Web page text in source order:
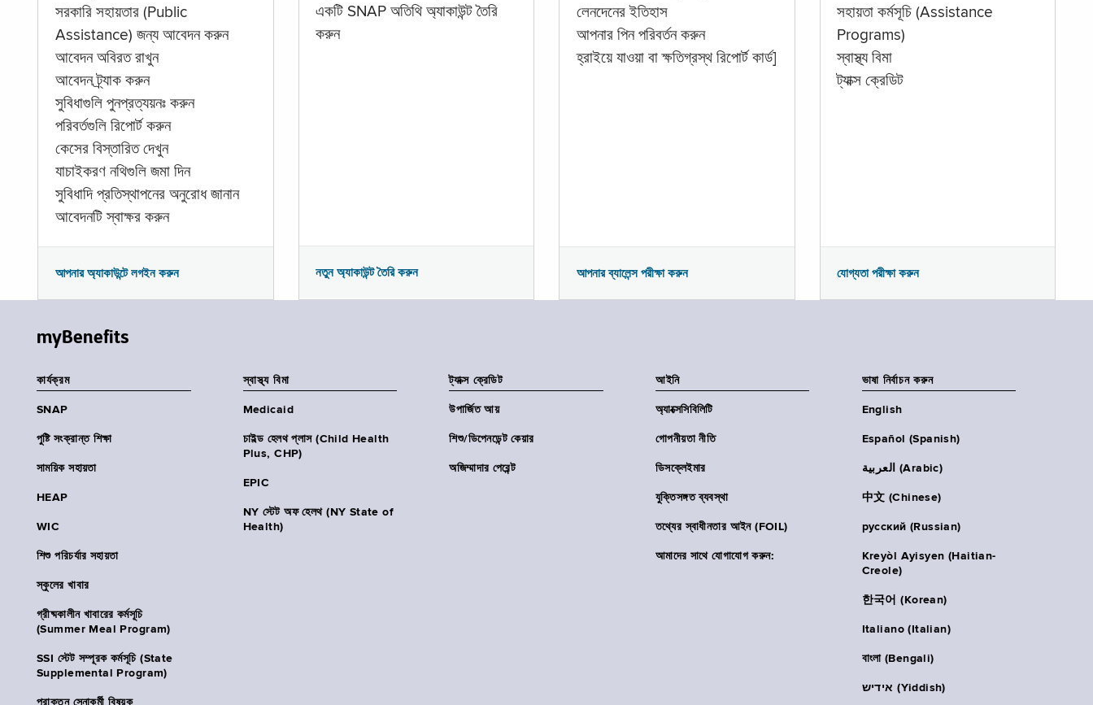
সরকারি সহায়তার (Public
Assistance) জন্য আবেদন করুন
আবেদন অবিরত রাখুন
আবেদন ট্র্যাক করুন
সুবিধাগুলি পুনপ্রত্যয়নঃ করুন
পরিবর্তগুলি রিপোর্ট করুন
কেসের বিস্তারিত দেখুন
যাচাইকরণ নথিগুলি জমা দিন
সুবিধাদি প্রতিস্থাপনের অনুরোধ জানান
আবেদনটি স্বাক্ষর করুন
আপনার অ্যাকাউন্টে লগইন করুন
একটি SNAP অতিথি অ্যাকাউন্ট তৈরি
করুন
নতুন অ্যাকাউন্ট তৈরি করুন
লেনদেনের ইতিহাস
আপনার পিন পরিবর্তন করুন
হ্রাইয়ে যাওয়া বা ক্ষতিগ্রস্থ রিপোর্ট কার্ড]
আপনার ব্যালেন্স পরীক্ষা করুন
সহায়তা কর্মসূচি (Assistance
Programs)
স্বাস্থ্য বিমা
ট্যাক্স ক্রেডিট
যোগ্যতা পরীক্ষা করুন
myBenefits
কার্যক্রম
SNAP
পুষ্টি সংক্রান্ত শিক্ষা
সাময়িক সহায়তা
HEAP
WIC
শিশু পরিচর্যার সহায়তা
স্কুলের খাবার
গ্রীষ্মকালীন খাবারের কর্মসূচি
(Summer Meal Program)
SSI স্টেট সম্পূরক কর্মসূচি (State
Supplemental Program)
প্রাক্তন সেনাকর্মী বিষয়ক
স্বাস্থ্য বিমা
Medicaid
চাইল্ড হেলথ প্লাস (Child Health
Plus, CHP)
EPIC
NY স্টেট অফ হেলথ (NY State of
Health)
ট্যাক্স ক্রেডিট
উপার্জিত আয়
শিশু/ডিপেনডেন্ট কেয়ার
অজিম্মাদার পেরেন্ট
আইনি
অ্যাক্সেসিবিলিটি
গোপনীয়তা নীতি
ডিসক্লেইমার
যুক্তিসঙ্গত ব্যবস্থা
তথ্যের স্বাধীনতার আইন (FOIL)
আমাদের সাথে যোগাযোগ করুন:
ভাষা নির্বাচন করুন
English
Español (Spanish)
العربية (Arabic)
中文 (Chinese)
русский (Russian)
Kreyòl Ayisyen (Haitian-
Creole)
한국어 (Korean)
Italiano (Italian)
বাংলা (Bengali)
אידיש (Yiddish)